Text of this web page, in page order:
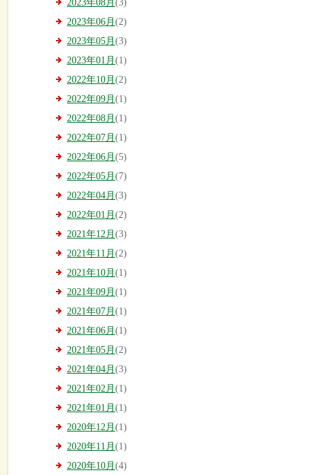
2023年08月 (3)
2023年06月 (2)
2023年05月 (3)
2023年01月 (1)
2022年10月 (2)
2022年09月 (1)
2022年08月 (1)
2022年07月 (1)
2022年06月 (5)
2022年05月 (7)
2022年04月 (3)
2022年01月 (2)
2021年12月 (3)
2021年11月 (2)
2021年10月 (1)
2021年09月 (1)
2021年07月 (1)
2021年06月 (1)
2021年05月 (2)
2021年04月 (3)
2021年02月 (1)
2021年01月 (1)
2020年12月 (1)
2020年11月 (1)
2020年10月 (4)